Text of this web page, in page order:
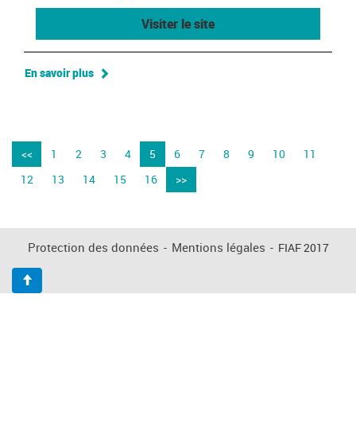
Visiter le site
En savoir plus
<< 1 2 3 4 5 6 7 8 9 10
11
12
13 14 15 16 >>
Protection des données - Mentions légales - FIAF 2017